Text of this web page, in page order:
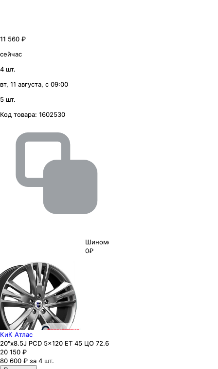
11 560 ₽
сейчас
4 шт.
вт, 11 августа, с 09:00
5 шт.
Код товара: 1602530
Шиномонтаж
0₽
КиК Атлас
20"x8.5J PCD 5x120 ЕТ 45 ЦО 72.6
20 150 ₽
80 600 ₽ за 4 шт.